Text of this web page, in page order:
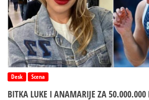
Desk Scena
BITKA LUKE I ANAMARIJE ZA